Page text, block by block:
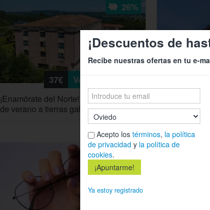
26%
37€ Ver
¡Enamórate del Norte! Tu escapada
de verano a tierras gallegas
¡Vive el
con
¡Descuentos de
Recibe nuestras ofertas en tu e-
Acepto los términos, la política
de privacidad y la política de
cookies.
Ya estoy registrado